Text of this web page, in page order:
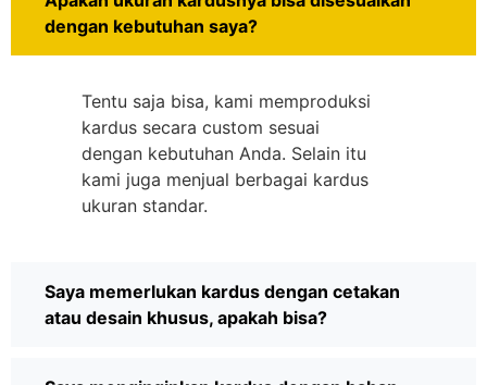
dengan kebutuhan saya?
Tentu saja bisa, kami memproduksi
kardus secara custom sesuai
dengan kebutuhan Anda. Selain itu
kami juga menjual berbagai kardus
ukuran standar.
Saya memerlukan kardus dengan cetakan
atau desain khusus, apakah bisa?